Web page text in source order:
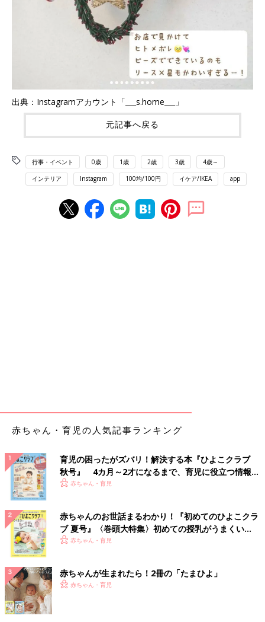
出典：Instagramアカウント「___s.home___」
元記事へ戻る
行事・イベント 0歳 1歳 2歳 3歳 4歳～
インテリア Instagram 100均/100円 イケア/IKEA app
赤ちゃん・育児の人気記事ランキング
育児の困ったがズバリ！解決する本『ひよこクラブ
秋号』 4カ月～2才になるまで、育児に役立つ情報が
いっぱい！
赤ちゃん・育児
赤ちゃんのお世話まるわかり！『初めてのひよこクラ
ブ 夏号』〈巻頭大特集〉初めての授乳がうまくい
く！ おっぱい・ミルクの基本と夏のトラブル 解決テ
赤ちゃん・育児
赤ちゃんが生まれたら！2冊の「たまひよ」
赤ちゃん・育児